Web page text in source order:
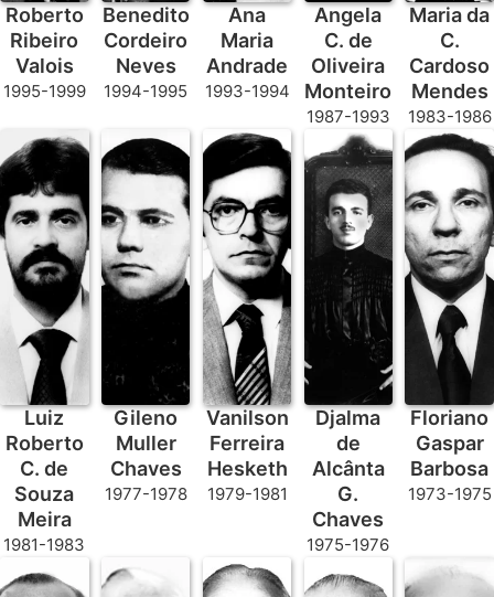
Roberto
Ribeiro
Valois
1995-1999
Benedito
Cordeiro
Neves
1994-1995
Ana
Maria
Andrade
1993-1994
Angela
C. de
Oliveira
Monteiro
1987-1993
Maria da
C.
Cardoso
Mendes
1983-1986
Luiz
Roberto
C. de
Souza
Meira
1981-1983
Gileno
Muller
Chaves
1977-1978
Vanilson
Ferreira
Hesketh
1979-1981
Djalma
de
Alcânta
G.
Chaves
1975-1976
Floriano
Gaspar
Barbosa
1973-1975